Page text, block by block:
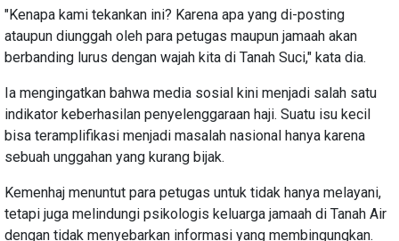
"Kenapa kami tekankan ini? Karena apa yang di-posting
ataupun diunggah oleh para petugas maupun jamaah akan
berbanding lurus dengan wajah kita di Tanah Suci," kata dia.
Ia mengingatkan bahwa media sosial kini menjadi salah satu
indikator keberhasilan penyelenggaraan haji. Suatu isu kecil
bisa teramplifikasi menjadi masalah nasional hanya karena
sebuah unggahan yang kurang bijak.
Kemenhaj menuntut para petugas untuk tidak hanya melayani,
tetapi juga melindungi psikologis keluarga jamaah di Tanah Air
dengan tidak menyebarkan informasi yang membingungkan.